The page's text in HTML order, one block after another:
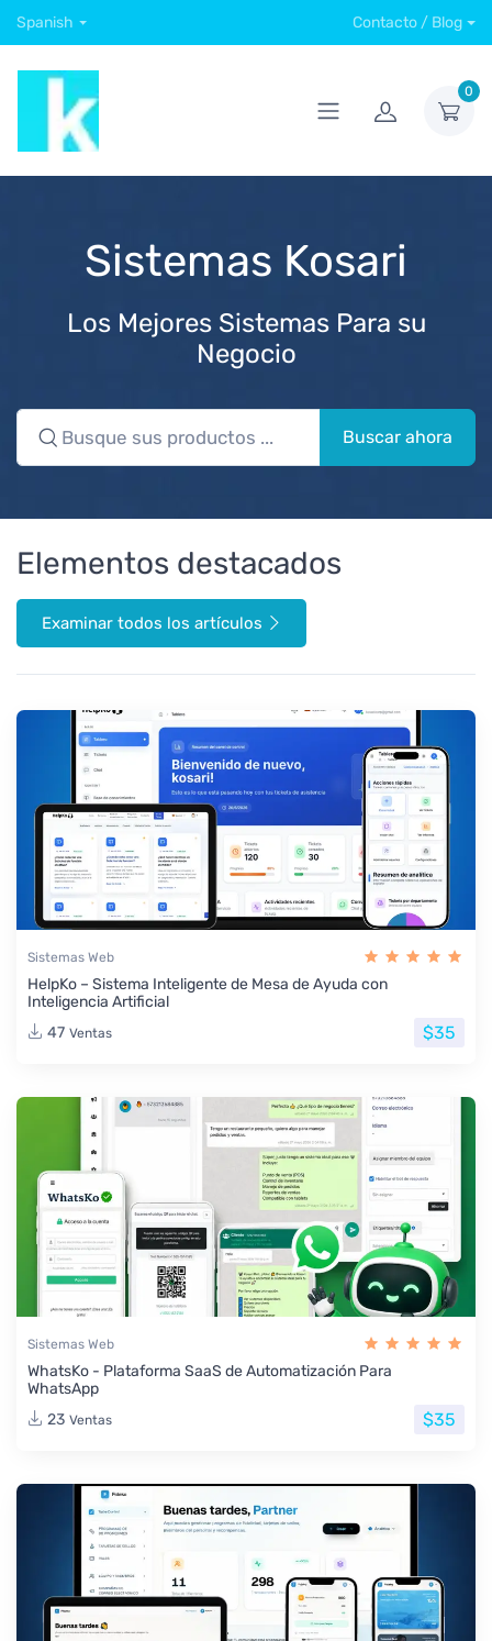
Spanish Contacto / Blog
0
Sistemas Kosari
Los Mejores Sistemas Para su
Negocio
Buscar ahora
Elementos destacados
Examinar todos los artículos
Sistemas Web
HelpKo – Sistema Inteligente de Mesa de Ayuda con
Inteligencia Artificial
47 Ventas $35
Sistemas Web
WhatsKo - Plataforma SaaS de Automatización Para
WhatsApp
23 Ventas $35